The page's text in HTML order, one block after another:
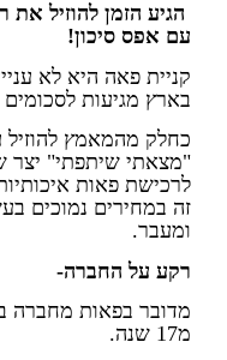
הגיע הזמן להוזיל
עם אפס סיכון!
קניית פאה היא לא
בארץ מגיעות לסכומים
כחלק מהמאמץ להוזיל
"מצאתי שיתפתי" יצר
לרכישת פאות
זה במחירים נמוכים
ומעבר.
רקע על החברה-
מדובר בפאות מחברה
מ17 שנה.